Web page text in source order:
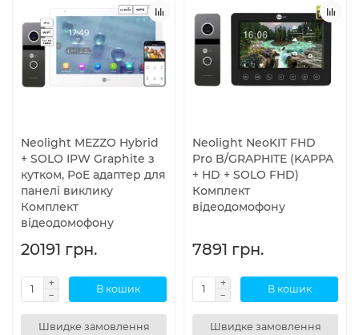
Neolight MEZZO Hybrid
+ SOLO IPW Graphite з
кутком, PoE адаптер для
панелі виклику
Комплект
відеодомофону
20191 грн.
В кошик
Швидке замовлення
Neolight NeoKIT FHD
Pro B/GRAPHITE (KAPPA
+ HD + SOLO FHD)
Комплект
відеодомофону
7891 грн.
В кошик
Швидке замовлення